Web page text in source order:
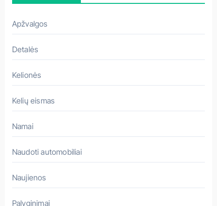
v
a
s
Apžvalgos
Detalės
Kelionės
Kelių eismas
Namai
Naudoti automobiliai
Naujienos
Palyginimai